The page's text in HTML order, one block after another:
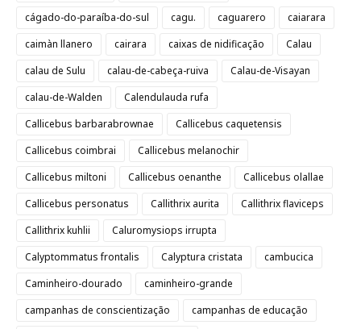
cágado-do-paraíba-do-sul
cagu. caguarero
caiarara
caimàn llanero
cairara caixas de nidificação
Calau
calau de Sulu
calau-de-cabeça-ruiva
Calau-de-Visayan
calau-de-Walden
Calendulauda rufa
Callicebus barbarabrownae
Callicebus caquetensis
Callicebus coimbrai
Callicebus melanochir
Callicebus miltoni
Callicebus oenanthe
Callicebus olallae
Callicebus personatus
Callithrix aurita
Callithrix flaviceps
Callithrix kuhlii
Caluromysiops irrupta
Calyptommatus frontalis
Calyptura cristata
cambucica
Caminheiro-dourado
caminheiro-grande
campanhas de conscientização
campanhas de educação